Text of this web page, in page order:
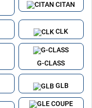
CITAN
CLK
G-CLASS
GLB